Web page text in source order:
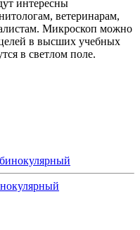
интересны
ветеринарам,
Микроскоп можно
в высших учебных
в светлом поле.